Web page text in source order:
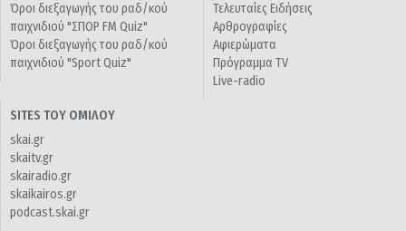
Όροι διεξαγωγής του ραδ/κού
παιχνιδιού "ΣΠΟΡ FM Quiz"
Όροι διεξαγωγής του ραδ/κού
παιχνιδιού "Sport Quiz"
Τελευταίες Ειδήσεις
Αρθρογραφίες
Αφιερώματα
Πρόγραμμα TV
Live-radio
SITES ΤΟΥ ΟΜΙΛΟΥ
skai.gr
skaitv.gr
skairadio.gr
skaikairos.gr
podcast.skai.gr